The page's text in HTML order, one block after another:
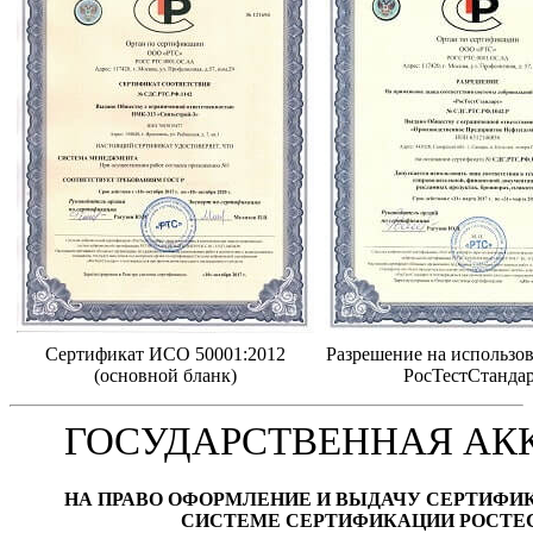
Сертификат ИСО 50001:2012
(основной бланк)
Разрешение на
ГОСУДАРСТВЕННАЯ
НА ПРАВО ОФОРМЛЕНИЕ И ВЫДАЧУ
СИСТЕМЕ СЕРТИФИКАЦИИ